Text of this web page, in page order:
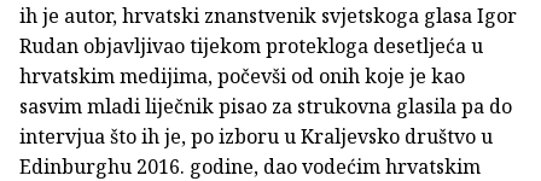
ih je autor, hrvatski znanstvenik svjetskoga glasa Igor
Rudan objavljivao tijekom protekloga desetljeća u
hrvatskim medijima, počevši od onih koje je kao
sasvim mladi liječnik pisao za strukovna glasila pa do
intervjua što ih je, po izboru u Kraljevsko društvo u
Edinburghu 2016. godine, dao vodećim hrvatskim